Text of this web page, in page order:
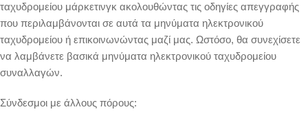
ταχυδρομείου μάρκετινγκ ακολουθώντας τις οδηγίες απεγγραφής
που περιλαμβάνονται σε αυτά τα μηνύματα ηλεκτρονικού
ταχυδρομείου ή επικοινωνώντας μαζί μας. Ωστόσο, θα συνεχίσετε
να λαμβάνετε βασικά μηνύματα ηλεκτρονικού ταχυδρομείου
συναλλαγών.
Σύνδεσμοι με άλλους πόρους: